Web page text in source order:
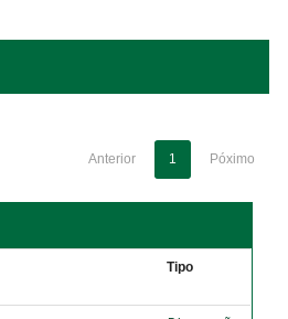
Anterior 1 Póximo
Tipo